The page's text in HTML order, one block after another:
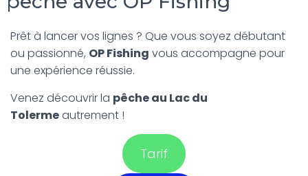
Prêt à lancer vos lignes ? Que vous soyez débutant
ou passionné, OP Fishing vous accompagne pour
une expérience réussie.
Venez découvrir la pêche au Lac du
Tolermeautrement !
Tarif